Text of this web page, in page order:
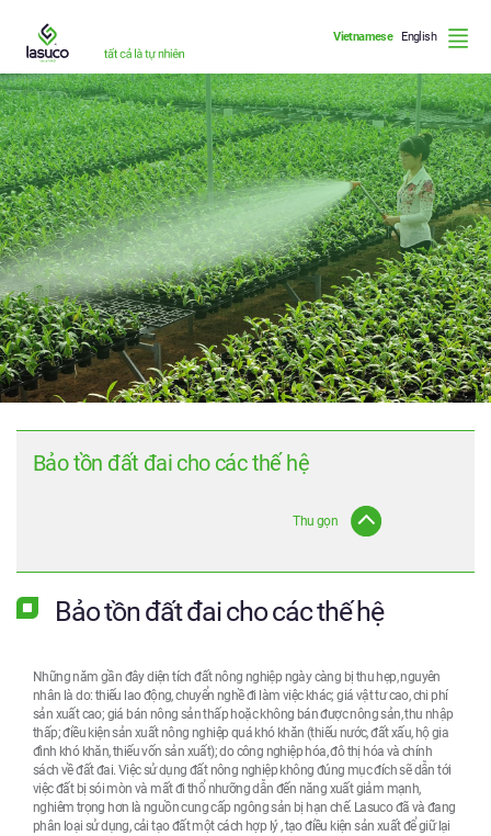
Vietnamese English
Lasuco làm như thế nào
Bảo tồn đất đai cho các thế hệ
Thu gọn
Bảo tồn đất đai cho các thế hệ
Những năm gần đây diện tích đất nông nghiệp ngày càng bị thu hẹp, nguyên
nhân là do: thiếu lao động, chuyển nghề đi làm việc khác; giá vật tư cao, chi phí
sản xuất cao; giá bán nông sản thấp hoặc không bán được nông sản, thu nhập
thấp; điều kiện sản xuất nông nghiệp quá khó khăn (thiếu nước, đất xấu, hộ gia
đình khó khăn, thiếu vốn sản xuất); do công nghiệp hóa, đô thị hóa và chính
sách về đất đai. Việc sử dụng đất nông nghiệp không đúng mục đích sẽ dẫn tới
việc đất bị sói mòn và mất đi thổ nhưỡng dẫn đến năng xuất giảm mạnh,
nghiêm trọng hơn là nguồn cung cấp ngông sản bị hạn chế. Lasuco đã và đang
phân loại sử dụng, cải tạo đất một cách hợp lý , tạo điều kiện sản xuất để giữ lại